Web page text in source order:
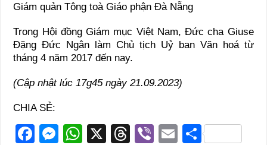
Giám quản Tông toà Giáo phận Đà Nẵng
Trong Hội đồng Giám mục Việt Nam, Đức cha Giuse
Đặng Đức Ngân làm Chủ tịch Uỷ ban Văn hoá từ
tháng 4 năm 2017 đến nay.
(Cập nhật lúc 17g45 ngày 21.09.2023)
CHIA SẺ:
F
M
W
X
T
Vi
E S